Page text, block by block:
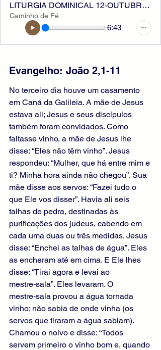
LITURGIA DOMINICAL 12-OUTUBRO-2025
Caminho de Fé
6:43
Evangelho: João 2,1-11
No terceiro dia houve um casamento
em Caná da Galileia. A mãe de Jesus
estava ali; Jesus e seus discípulos
também foram convidados. Como
faltasse vinho, a mãe de Jesus lhe
disse: “Eles não têm vinho”. Jesus
respondeu: “Mulher, que há entre mim e
ti? Minha hora ainda não chegou”. Sua
mãe disse aos servos: “Fazei tudo o
que Ele vos disser”. Havia ali seis
talhas de pedra, destinadas às
purificações dos judeus, cabendo em
cada uma duas ou três medidas. Jesus
disse: “Enchei as talhas de água”. Eles
as encheram até em cima. E Ele lhes
disse: “Tirai agora e levai ao
mestre‑sala”. Eles levaram. O
mestre‑sala provou a água tornada
vinho; não sabia de onde vinha (os
servos que tiraram a água sabiam).
Chamou o noivo e disse: “Todos
servem primeiro o vinho bom e, quando